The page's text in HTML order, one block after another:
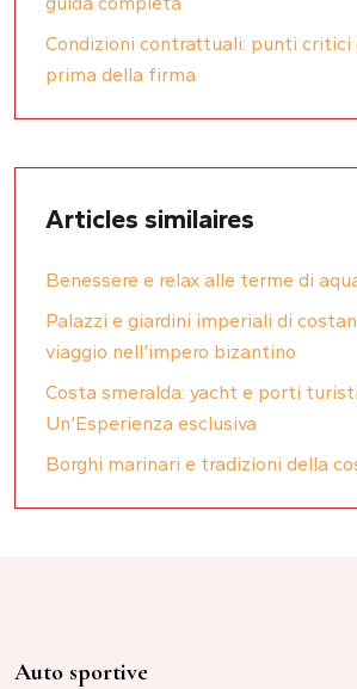
Condizioni contrattuali: punti critici
prima della firma
Articles similaires
Benessere e relax alle terme di
Palazzi e giardini imperiali di
viaggio nell’impero bizantino
Costa smeralda: yacht e porti
Un’Esperienza esclusiva
Borghi marinari e tradizioni della
Auto sportive